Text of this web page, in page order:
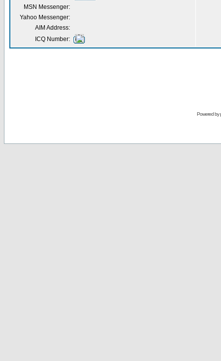
MSN Messenger:
Yahoo Messenger:
AIM Address:
ICQ Number:
Powered by